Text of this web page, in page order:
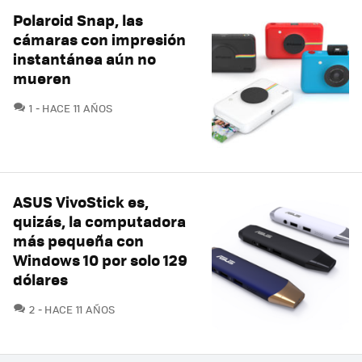
Polaroid Snap, las
cámaras con impresión
instantánea aún no
mueren
1 COMENTARIOS
HACE 11 AÑOS
ASUS VivoStick es,
quizás, la computadora
más pequeña con
Windows 10 por solo 129
dólares
2 COMENTARIOS
HACE 11 AÑOS